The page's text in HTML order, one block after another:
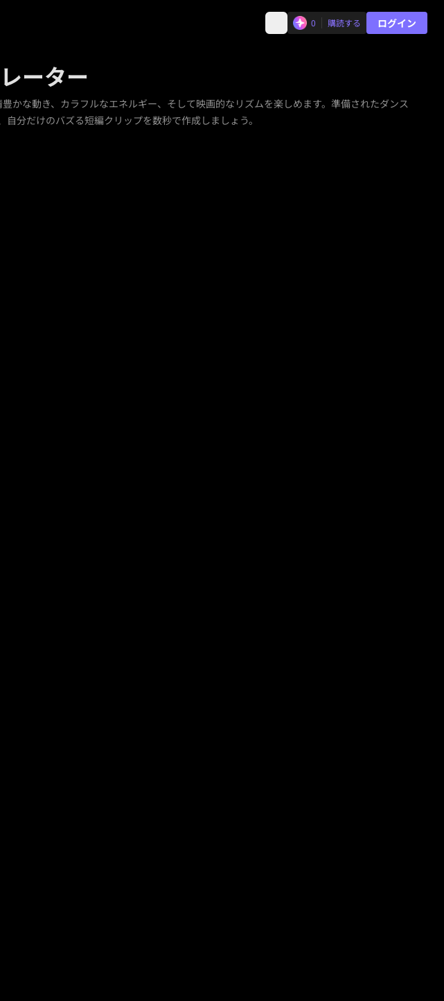
0 購読する ログイン
ーター
かな動き、カラフルなエネルギー、そして映画的なリズムを楽しめます。準備されたダンス
分だけのバズる短編クリップを数秒で作成しましょう。